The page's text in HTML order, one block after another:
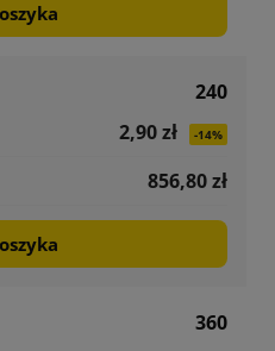
240
2,90 zł
-14%
856,80 zł
360